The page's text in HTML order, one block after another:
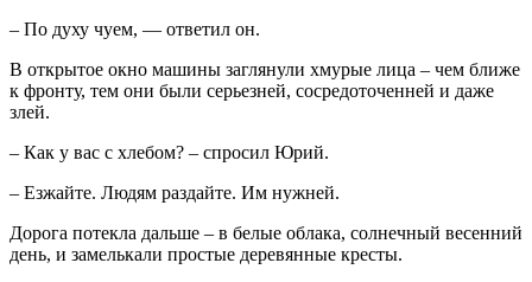
– По духу чуем, — ответил он.
В открытое окно машины заглянули хмурые лица – чем ближе
к фронту, тем они были серьезней, сосредоточенней и даже
злей.
– Как у вас с хлебом? – спросил Юрий.
– Езжайте. Людям раздайте. Им нужней.
Дорога потекла дальше – в белые облака, солнечный весенний
день, и замелькали простые деревянные кресты.